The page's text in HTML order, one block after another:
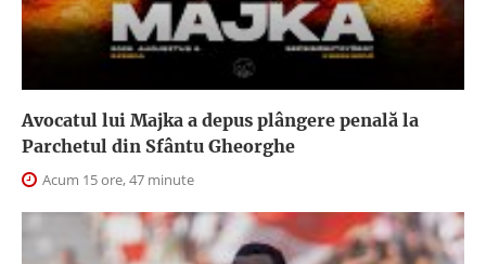
Avocatul lui Majka a depus plângere penală la
Parchetul din Sfântu Gheorghe
Acum 15 ore, 47 minute